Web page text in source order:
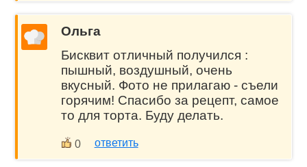
Ольга
Бисквит отличный получился :
пышный, воздушный, очень
вкусный. Фото не прилагаю - съели
горячим! Спасибо за рецепт, самое
то для торта. Буду делать.
0 ответить